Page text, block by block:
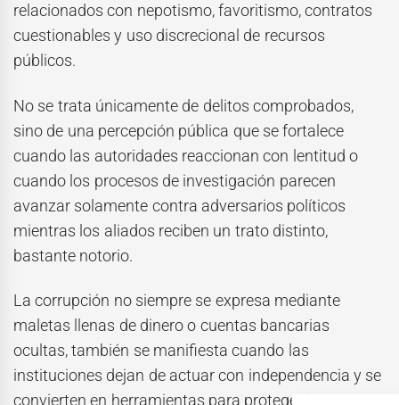
relacionados con nepotismo, favoritismo, contratos
cuestionables y uso discrecional de recursos
públicos.
No se trata únicamente de delitos comprobados,
sino de una percepción pública que se fortalece
cuando las autoridades reaccionan con lentitud o
cuando los procesos de investigación parecen
avanzar solamente contra adversarios políticos
mientras los aliados reciben un trato distinto,
bastante notorio.
La corrupción no siempre se expresa mediante
maletas llenas de dinero o cuentas bancarias
ocultas, también se manifiesta cuando las
instituciones dejan de actuar con independencia y se
convierten en herramientas para proteger intereses